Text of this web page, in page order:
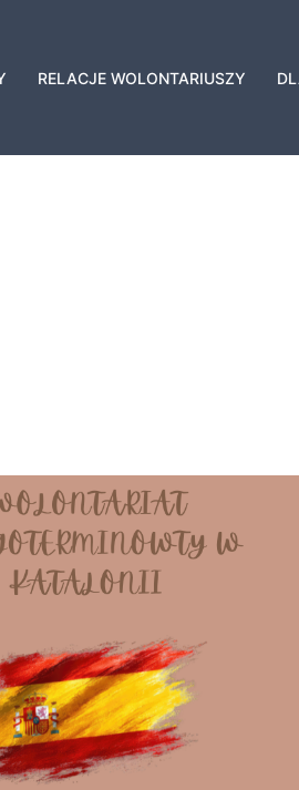
RELACJE WOLONTARIUSZY